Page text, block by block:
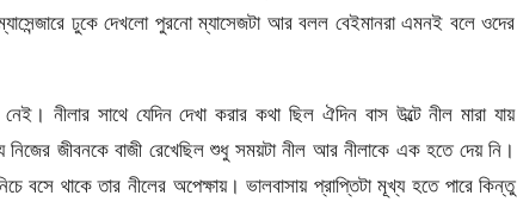
ঢুকে দেখলো পুরনো ম্যাসেজটা আর বলল বেইমানরা এমনই বলে ওদের
নীলার সাথে যেদিন দেখা করার কথা ছিল ঐদিন বাস উল্টে নীল মারা যায়
জীবনকে বাজী রেখেছিল শুধু সময়টা নীল আর নীলাকে এক হতে দেয় নি।
বসে থাকে তার নীলের অপেক্ষায়। ভালবাসায় প্রাপ্তিটা মূখ্য হতে পারে কিন্তু